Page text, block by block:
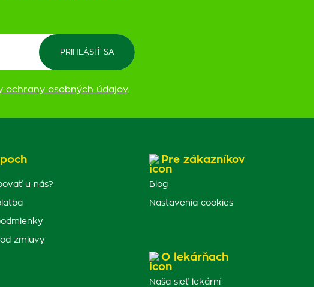
ochrany osobných údajov.
u nás?
zmluvy
Pre zákazníkov
Blog
Nastavenia cookies
O lekárňach
Naša sieť lekární